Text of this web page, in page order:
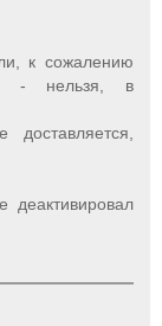
к сожалению
- нельзя, в
деактивировал